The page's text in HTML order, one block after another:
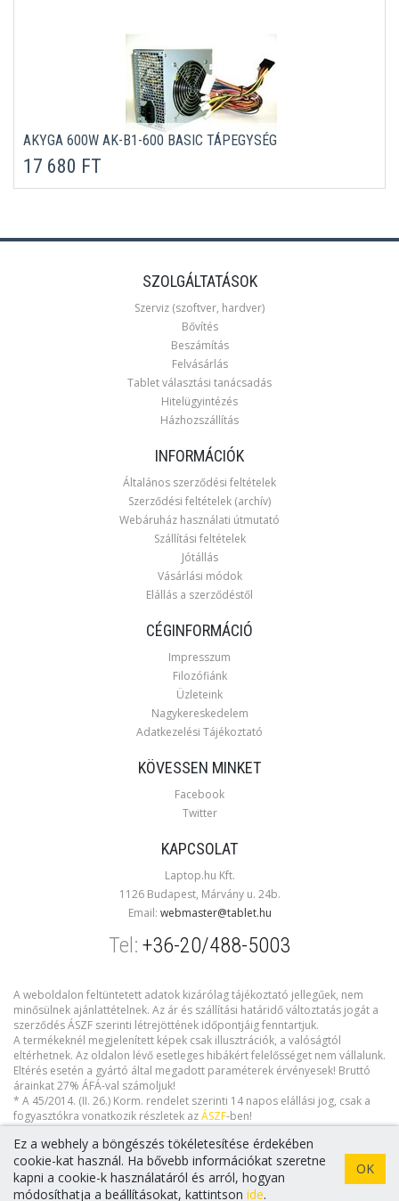
AKYGA 600W AK-B1-600 BASIC TÁPEGYSÉG
17 680 FT
SZOLGÁLTATÁSOK
Szerviz (szoftver, hardver)
Bővítés
Beszámítás
Felvásárlás
Tablet választási tanácsadás
Hitelügyintézés
Házhozszállítás
INFORMÁCIÓK
Általános szerződési feltételek
Szerződési feltételek (archív)
Webáruház használati útmutató
Szállítási feltételek
Jótállás
Vásárlási módok
Elállás a szerződéstől
CÉGINFORMÁCIÓ
Impresszum
Filozófiánk
Üzleteink
Nagykereskedelem
Adatkezelési Tájékoztató
KÖVESSEN MINKET
Facebook
Twitter
KAPCSOLAT
Laptop.hu Kft.
1126 Budapest, Márvány u. 24b.
Email: webmaster@tablet.hu
Tel: +36-20/488-5003
A weboldalon feltüntetett adatok kizárólag tájékoztató jellegűek, nem
minősülnek ajánlattételnek. Az ár és szállítási határidő változtatás jogát a
szerződés ÁSZF szerinti létrejöttének időpontjáig fenntartjuk.
A termékeknél megjelenített képek csak illusztrációk, a valóságtól
eltérhetnek. Az oldalon lévő esetleges hibákért felelősséget nem vállalunk.
Eltérés esetén a gyártó által megadott paraméterek érvényesek! Bruttó
árainkat 27% ÁFÁ-val számoljuk!
* A 45/2014. (II. 26.) Korm. rendelet szerinti 14 napos elállási jog, csak a
fogyasztókra vonatkozik részletek azÁSZF-ben!
Copyright © 2026 tablet.hu. Minden jog fenntartva!
Ez a webhely a böngészés tökéletesítése érdekében
cookie-kat használ. Ha bővebb információkat szeretne
kapni a cookie-k használatáról és arról, hogyan
módosíthatja a beállításokat, kattintson ide.
OK